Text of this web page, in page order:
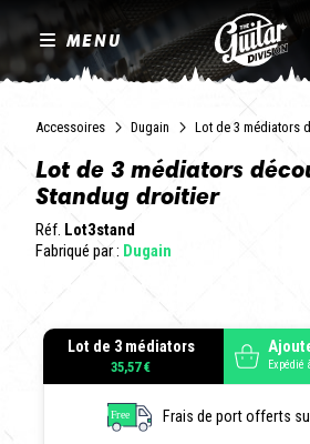
MENU
Accessoires Dugain Lot de 3 médiators
Lot de 3 médiators
Standug droitier
Réf. Lot3stand
Fabriqué par : Dugain
Lot de 3 médiators
35,57 € Expédié
Frais de port offerts